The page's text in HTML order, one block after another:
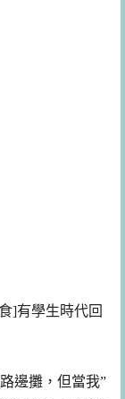
]有學生時代回
邊攤，但當我”